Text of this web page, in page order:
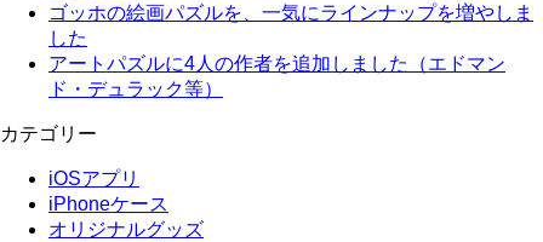
ゴッホの絵画パズルを、一気にラインナップを増やしま
した
アートパズルに4人の作者を追加しました（エドマン
ド・デュラック等）
カテゴリー
iOSアプリ
iPhoneケース
オリジナルグッズ